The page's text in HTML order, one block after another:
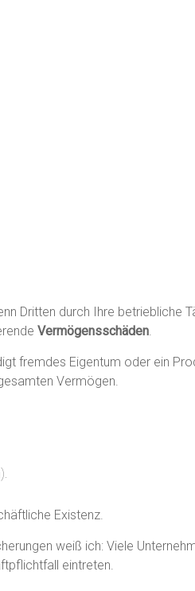
Dritten durch Ihre betriebliche
Vermögensschäden.
fremdes Eigentum oder ein
Vermögen.
Existenz.
weiß ich: Viele
eintreten.